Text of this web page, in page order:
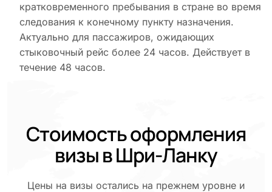
кратковременного пребывания в стране во время
следования к конечному пункту назначения.
Актуально для пассажиров, ожидающих
стыковочный рейс более 24 часов. Действует в
течение 48 часов.
Стоимость оформления
визы в Шри-Ланку
Цены на визы остались на прежнем уровне и